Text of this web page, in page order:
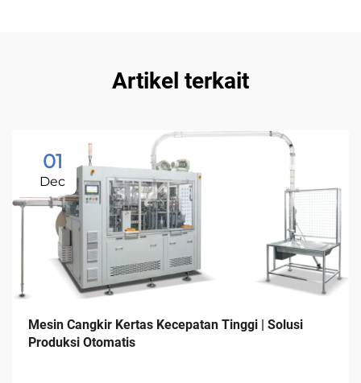
Artikel terkait
01
Dec
Mesin Cangkir Kertas Kecepatan Tinggi | Solusi
Produksi Otomatis